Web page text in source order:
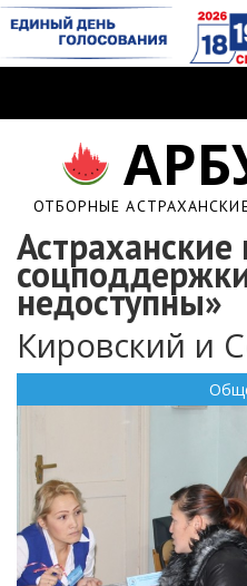
ОТБОРНЫЕ
недоступны»
Кировский и